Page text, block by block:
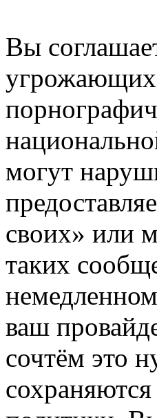
Вы
могут
своих» или
таких
ваш
сочтём это